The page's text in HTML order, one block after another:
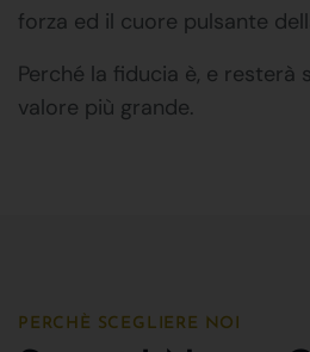
forza ed il cuore pulsante
Perché la fiducia è, e resterà
valore più grande.
PERCHÈ SCEGLIERE NOI